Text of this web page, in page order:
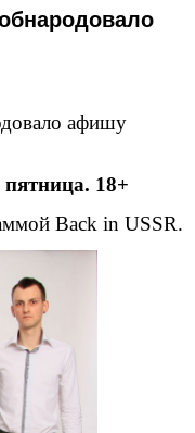
афишу
18+
Back in USSR.